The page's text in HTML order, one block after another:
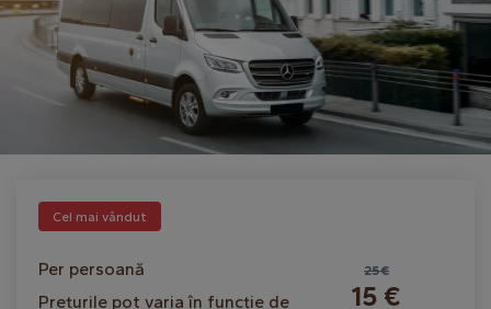
Cel mai vândut
Per persoană
Prețurile pot varia în funcție de
25 €
15 €